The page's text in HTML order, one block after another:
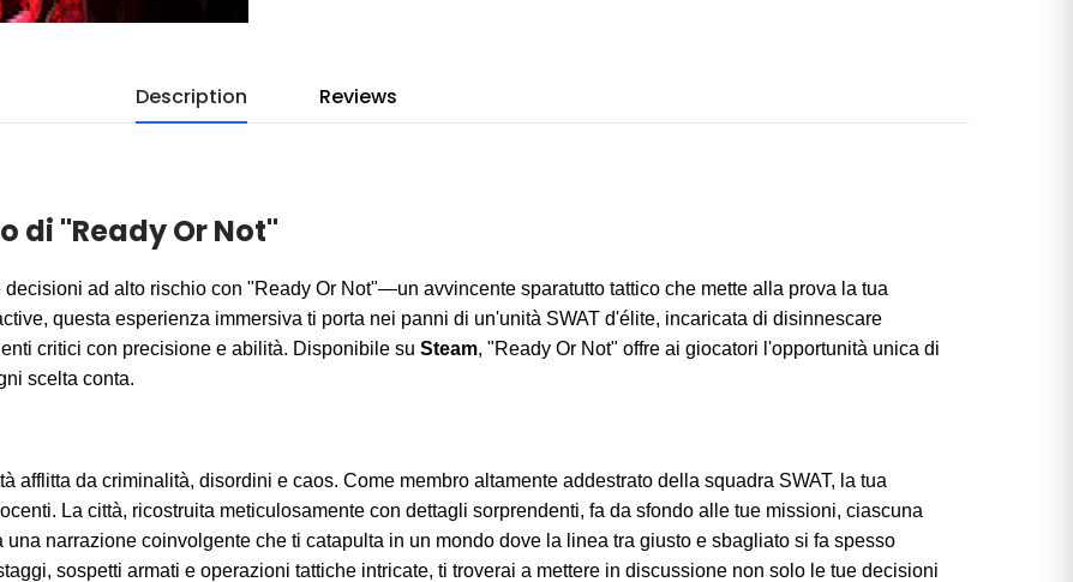
Description Reviews
di "Ready Or Not"
ad alto rischio con "Ready Or Not"—un avvincente sparatutto tattico che mette alla prova la tua
questa esperienza immersiva ti porta nei panni di un'unità SWAT d'élite, incaricata di disinnescare
critici con precisione e abilità. Disponibile su Steam, "Ready Or Not" offre ai giocatori l'opportunità unica di
scelta conta.
afflitta da criminalità, disordini e caos. Come membro altamente addestrato della squadra SWAT, la tua
La città, ricostruita meticulosamente con dettagli sorprendenti, fa da sfondo alle tue missioni, ciascuna
narrazione coinvolgente che ti catapulta in un mondo dove la linea tra giusto e sbagliato si fa spesso
sospetti armati e operazioni tattiche intricate, ti troverai a mettere in discussione non solo le tue decisioni